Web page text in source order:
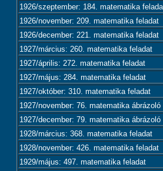
1926/szeptember: 184. matematika
1926/november: 209. matematika feladat
1926/december: 221. matematika feladat
1927/március: 260. matematika feladat
1927/április: 272. matematika feladat
1927/május: 284. matematika feladat
1927/október: 310. matematika feladat
1927/november: 76. matematika
1927/december: 79. matematika
1928/március: 368. matematika feladat
1928/november: 426. matematika feladat
1929/május: 497. matematika feladat